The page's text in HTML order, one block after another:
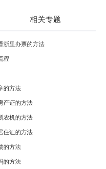
相关专题
浙里办票的方法
程
的方法
产证的方法
农机的方法
住证的方法
的方法
的方法